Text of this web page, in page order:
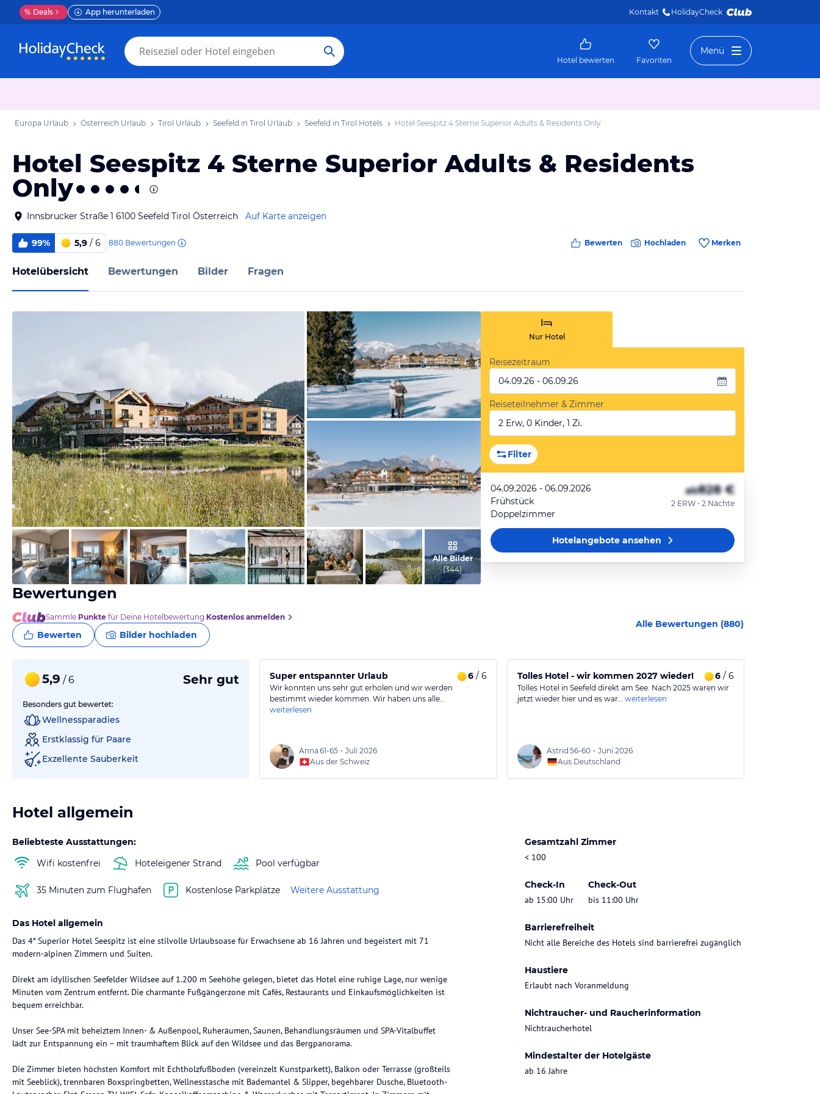
% Deals App herunterladen Kontakt HolidayCheck
Hotel bewerten Favoriten
Menü
Europa Urlaub Österreich Urlaub Tirol Urlaub Seefeld in Tirol Urlaub Seefeld in Tirol Hotels Hotel Seespitz 4 Sterne Superior Adults & Residents Only
Hotel Seespitz 4 Sterne Superior Adults & Residents
Only
Innsbrucker Straße 1 6100 Seefeld Tirol Österreich Auf Karte anzeigen
99% 5,9 / 6 880 Bewertungen Bewerten Hochladen Merken
Hotelübersicht Bewertungen Bilder Fragen
vom Hotelier, August 2024
vom Hotelier, März 2025
vom Hotelier, März 2025
Alle Bilder
(344)
Nur Hotel
Reisezeitraum
04.09.26 - 06.09.26
Reiseteilnehmer & Zimmer
2 Erw, 0 Kinder, 1 Zi.
Filter
04.09.2026 - 06.09.2026
Frühstück
Doppelzimmer
ab828 €
2 ERW • 2 Nächte
Hotelangeboteansehen
Bewertungen
Sammle Punkte für Deine Hotelbewertung.Kostenlos anmelden
Bewerten Bilder hochladen
Alle Bewertungen (880)
5,9 / 6 Sehr gut
Besonders gut bewertet:
Wellnessparadies
Erstklassig für Paare
Exzellente Sauberkeit
Super entspannter Urlaub 6/ 6
Wir konnten uns sehr gut erholen und wir werden
bestimmt wieder kommen. Wir haben uns alle…
weiterlesen
Anna 61-65 • Juli 2026
Aus der Schweiz
Tolles Hotel - wir kommen 2027 wieder! 6/ 6
Tolles Hotel in Seefeld direkt am See. Nach 2025 waren wir
jetzt wieder hier und es war… weiterlesen
Astrid 56-60 • Juni 2026
Aus Deutschland
Hotel allgemein
Beliebteste Ausstattungen:
Wifi kostenfrei
Hoteleigener Strand Pool verfügbar
35 Minuten zum Flughafen Kostenlose Parkplätze Weitere Ausstattung
Gesamtzahl Zimmer
< 100
Check-In
ab 15:00 Uhr
Check-Out
bis 11:00 Uhr
Barrierefreiheit
Nicht alle Bereiche des Hotels sind barrierefrei zugänglich
Haustiere
Erlaubt nach Voranmeldung
Nichtraucher- und Raucherinformation
Nichtraucherhotel
Mindestalter der Hotelgäste
ab 16 Jahre
Das Hotel allgemein
Das 4* Superior Hotel Seespitz ist eine stilvolle Urlaubsoase für Erwachsene ab 16 Jahren und begeistert mit 71
modern-alpinen Zimmern und Suiten.
Direkt am idyllischen Seefelder Wildsee auf 1.200 m Seehöhe gelegen, bietet das Hotel eine ruhige Lage, nur wenige
Minuten vom Zentrum entfernt. Die charmante Fußgängerzone mit Cafés, Restaurants und Einkaufsmöglichkeiten ist
bequem erreichbar.
Unser See-SPA mit beheiztem Innen- & Außenpool, Ruheräumen, Saunen, Behandlungsräumen und SPA-Vitalbuffet
lädt zur Entspannung ein – mit traumhaftem Blick auf den Wildsee und das Bergpanorama.
Die Zimmer bieten höchsten Komfort mit Echtholzfußboden (vereinzelt Kunstparkett), Balkon oder Terrasse (großteils
mit Seeblick), trennbaren Boxspringbetten, Wellnesstasche mit Bademantel & Slipper, begehbarer Dusche, Bluetooth-